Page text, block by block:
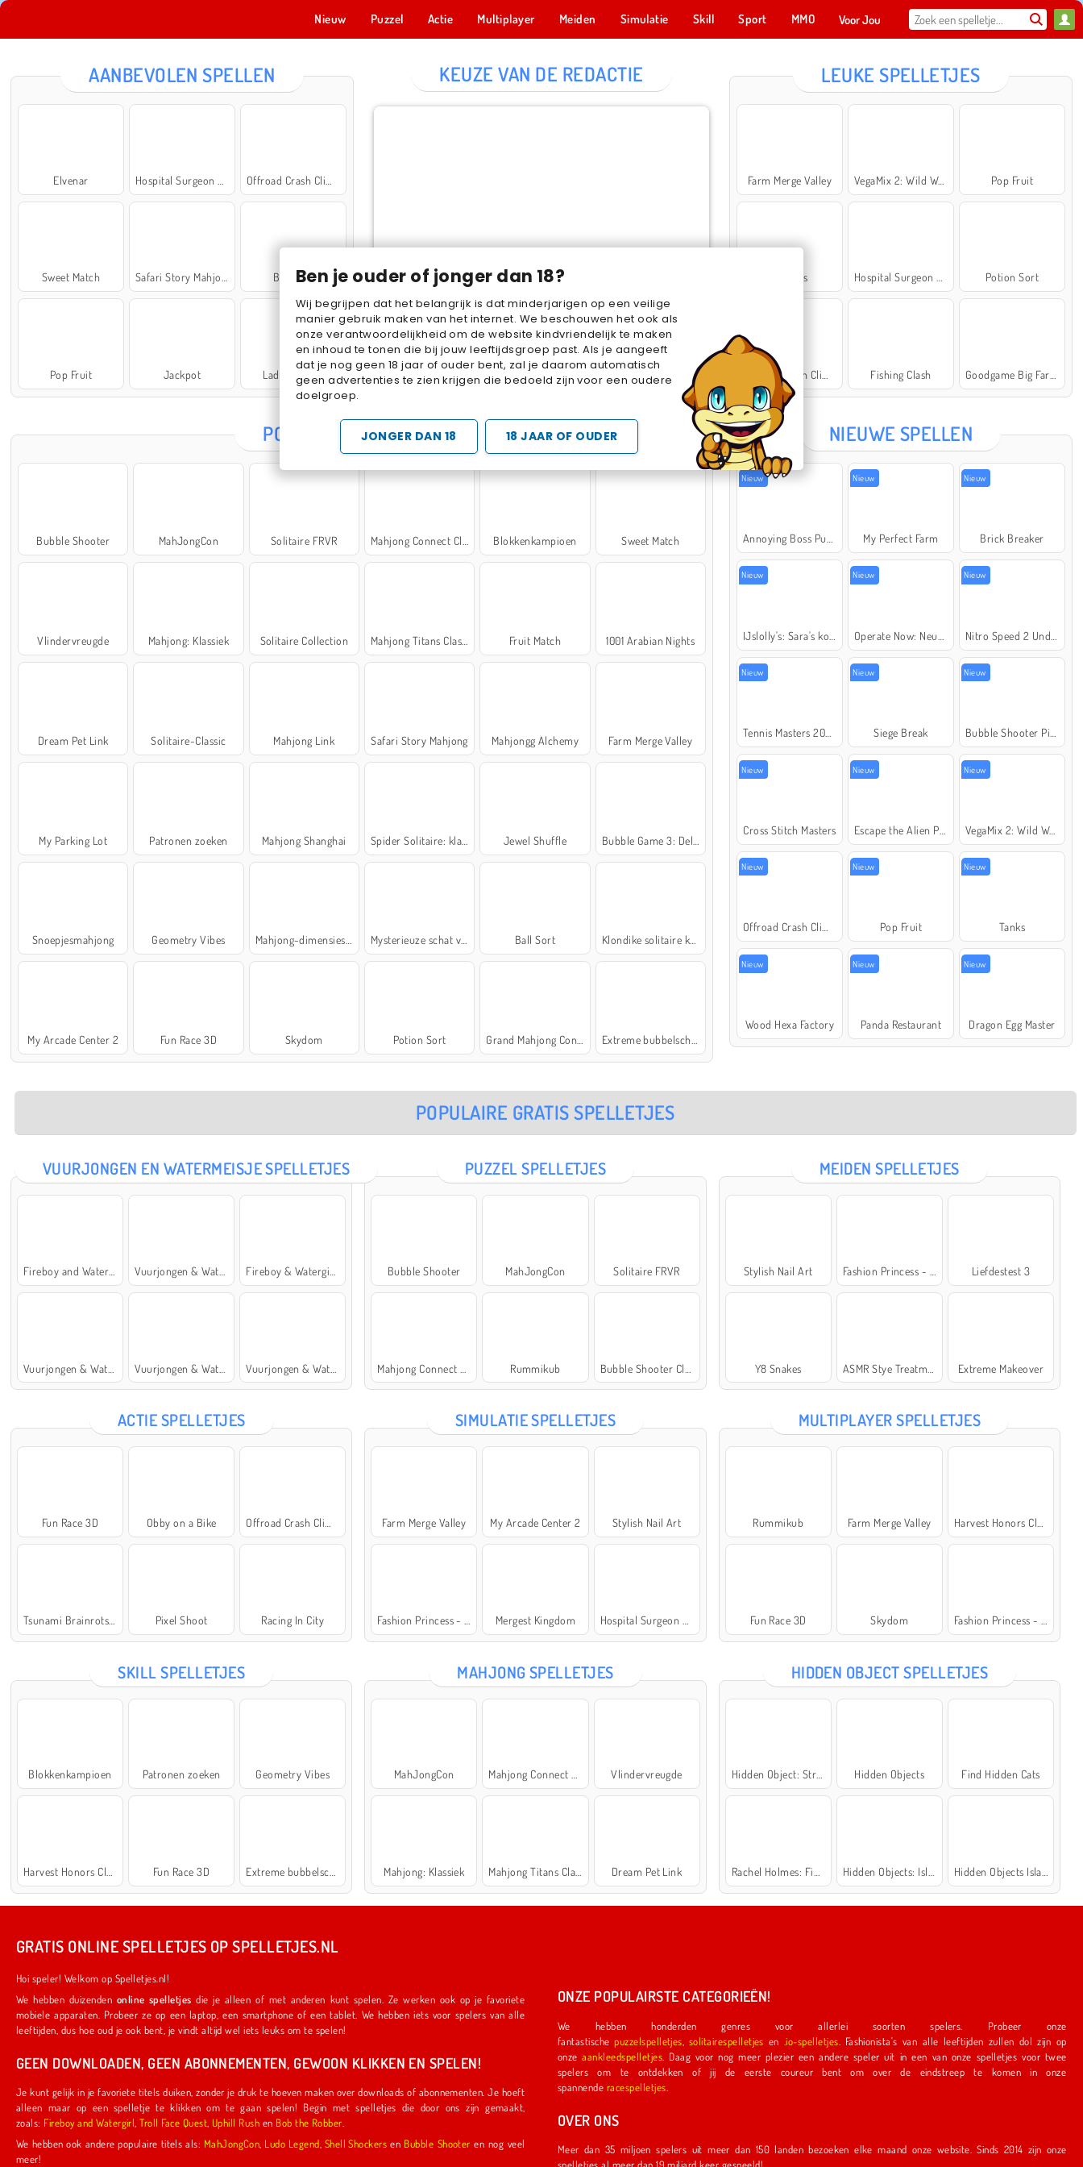
Ben je ouder of jonger dan 18?
Wij begrijpen dat het belangrijk is dat minderjarigen op een veilige
manier gebruik maken van het internet. We beschouwen het ook als
onze verantwoordelijkheid om de website kindvriendelijk te maken
en inhoud te tonen die bij jouw leeftijdsgroep past. Als je aangeeft
dat je nog geen 18 jaar of ouder bent, zal je daarom automatisch
geen advertenties te zien krijgen die bedoeld zijn voor een oudere
doelgroep.
JONGER DAN 18 18 JAAR OF OUDER
Nieuw Puzzel Actie Multiplayer Meiden Simulatie Skill Sport MMO Voor Jou
AANBEVOLEN SPELLEN
Elvenar
Sweet Match Ball Sort
Pop Fruit Jackpot Lady Popular
KEUZE VAN DE REDACTIE
Cake Merge 2 Cross Stitch Masters
Cake Merge 2 Marble Sort Star Stable
LEUKE SPELLETJES
Farm Merge Valley VegaMix 2: Wild West Pop Fruit
Bubbits Potion Sort
Fishing Clash
POPULAIRE SPELLETJES
Bubble Shooter MahJongCon Solitaire FRVR Mahjong Connect Classic Blokkenkampioen Sweet Match
Vlindervreugde Mahjong: Klassiek Solitaire Collection Fruit Match 1001 Arabian Nights
Dream Pet Link Solitaire-Classic Mahjong Link Safari Story Mahjong Mahjongg Alchemy Farm Merge Valley
My Parking Lot Patronen zoeken Mahjong Shanghai Jewel Shuffle
Snoepjesmahjong Geometry Vibes Mahjong-dimensies: 900 seconden Mysterieuze schat van de zee Ball Sort Klondike solitaire kaartspel
My Arcade Center 2 Fun Race 3D Skydom Potion Sort
NIEUWE SPELLEN
Nieuw Nieuw
My Perfect Farm
Nieuw
Brick Breaker
Nieuw Nieuw Nieuw
Nieuw Nieuw
Siege Break
Nieuw
Nieuw
Cross Stitch Masters
Nieuw Nieuw
VegaMix 2: Wild West
Nieuw Nieuw
Pop Fruit
Nieuw
Tanks
Nieuw
Wood Hexa Factory
Nieuw
Panda Restaurant
Nieuw
Dragon Egg Master
POPULAIRE GRATIS SPELLETJES
VUURJONGEN EN WATERMEISJE SPELLETJES PUZZEL SPELLETJES
Bubble Shooter MahJongCon Solitaire FRVR
Rummikub
MEIDEN SPELLETJES
Stylish Nail Art Liefdestest 3
Y8 Snakes Extreme Makeover
ACTIE SPELLETJES
Fun Race 3D Obby on a Bike
Pixel Shoot Racing In City
SIMULATIE SPELLETJES
Farm Merge Valley My Arcade Center 2 Stylish Nail Art
Mergest Kingdom
MULTIPLAYER SPELLETJES
Rummikub Farm Merge Valley
Fun Race 3D Skydom
SKILL SPELLETJES
Blokkenkampioen Patronen zoeken Geometry Vibes
Fun Race 3D
MAHJONG SPELLETJES
MahJongCon Vlindervreugde
Mahjong: Klassiek Dream Pet Link
HIDDEN OBJECT SPELLETJES
Hidden Objects Find Hidden Cats
GRATIS ONLINE SPELLETJES OP SPELLETJES.NL
Hoi speler! Welkom op Spelletjes.nl!
We hebben duizenden online spelletjes die je alleen of met anderen kunt spelen. Ze werken ook op je favoriete
mobiele apparaten. Probeer ze op een laptop, een smartphone of een tablet. We hebben iets voor spelers van alle
leeftijden, dus hoe oud je ook bent, je vindt altijd wel iets leuks om te spelen!
GEEN DOWNLOADEN, GEEN ABONNEMENTEN, GEWOON KLIKKEN EN SPELEN!
Je kunt gelijk in je favoriete titels duiken, zonder je druk te hoeven maken over downloads of abonnementen. Je hoeft
alleen maar op een spelletje te klikken om te gaan spelen! Begin met spelletjes die door ons zijn gemaakt,
zoals:
Fireboy and Watergirl ,Troll Face Quest Uphill Rush en Bob the Robber
We hebben ook andere populaire titels als: MahJongCon Ludo Legend Shell Shockers en Bubble Shooter en nog veel
meer!
ONZE POPULAIRSTE CATEGORIEËN!
We hebben honderden genres voor allerlei soorten spelers. Probeer onze
fantastischepuzzelspelletjes solitairespelletjes en .io-spelletjes
onzeaankleedspelletjes . Daag voor nog meer plezier een andere speler uit in een van onze spelletjes voor twee
spelers om te ontdekken of jij de eerste coureur bent om over de eindstreep te komen in onze
spannende racespelletjes
OVER ONS
Meer dan 35 miljoen spelers uit meer dan 150 landen bezoeken elke maand onze website. Sinds 2014 zijn onze